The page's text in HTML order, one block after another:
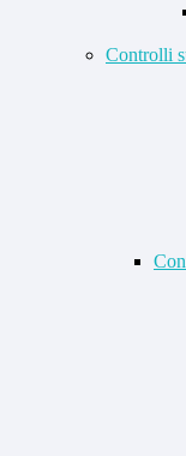
Controlli